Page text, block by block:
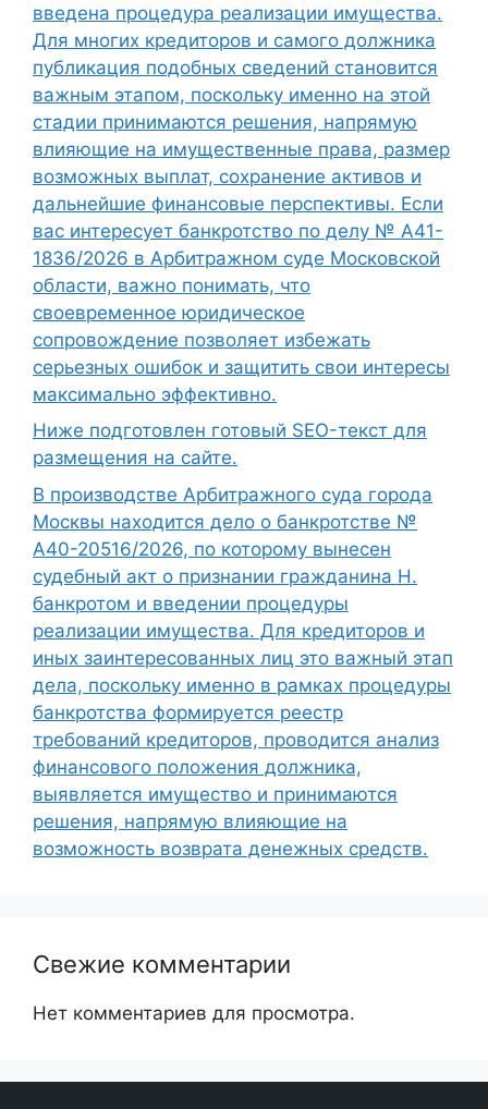
введена процедура реализации имущества.
Для многих кредиторов и самого должника
публикация подобных сведений становится
важным этапом, поскольку именно на этой
стадии принимаются решения, напрямую
влияющие на имущественные права, размер
возможных выплат, сохранение активов и
дальнейшие финансовые перспективы. Если
вас интересует банкротство по делу № А41-
1836/2026 в Арбитражном суде Московской
области, важно понимать, что
своевременное юридическое
сопровождение позволяет избежать
серьезных ошибок и защитить свои интересы
максимально эффективно.
Ниже подготовлен готовый SEO-текст для
размещения на сайте.
В производстве Арбитражного суда города
Москвы находится дело о банкротстве №
А40-20516/2026, по которому вынесен
судебный акт о признании гражданина Н.
банкротом и введении процедуры
реализации имущества. Для кредиторов и
иных заинтересованных лиц это важный этап
дела, поскольку именно в рамках процедуры
банкротства формируется реестр
требований кредиторов, проводится анализ
финансового положения должника,
выявляется имущество и принимаются
решения, напрямую влияющие на
возможность возврата денежных средств.
Свежие комментарии
Нет комментариев для просмотра.